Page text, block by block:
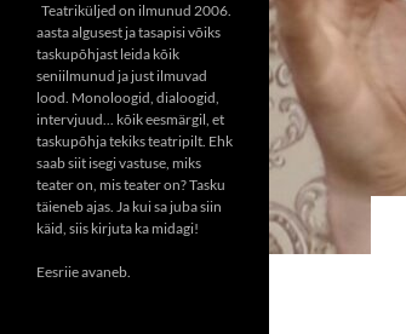
Teatriküljed on ilmunud 2006.
aasta algusest ja tasapisi võiks
taskupõhjast leida kõik
seniilmunud ja just ilmuvad
lood. Monoloogid, dialoogid,
intervjuud... kõik eesmärgil, et
taskupõhja tekiks teatripilt. Ehk
saab siit isegi vastuse, miks
teater on, mis teater on? Tasku
täieneb ajas. Ja kui sa juba siin
käid, siis kirjuta ka midagi!
Eesriie avaneb.